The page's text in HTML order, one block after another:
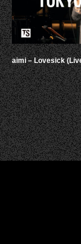
aimi – Lovesick